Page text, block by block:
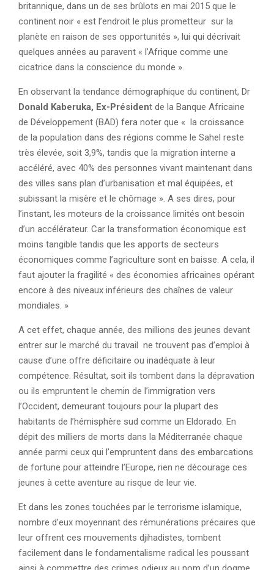
britannique, dans un de ses brûlots en mai 2015 que le
continent noir « est l’endroit le plus prometteur sur la
planète en raison de ses opportunités », lui qui décrivait
quelques années au paravent « l’Afrique comme une
cicatrice dans la conscience du monde ».
En observant la tendance démographique du continent, Dr
Donald Kaberuka, Ex-Président de la Banque Africaine
de Développement (BAD) fera noter que « la croissance
de la population dans des régions comme le Sahel reste
très élevée, soit 3,9%, tandis que la migration interne a
accéléré, avec 40% des personnes vivant maintenant dans
des villes sans plan d’urbanisation et mal équipées, et
subissant la misère et le chômage ». A ses dires, pour
l’instant, les moteurs de la croissance limités ont besoin
d’un accélérateur. Car la transformation économique est
moins tangible tandis que les apports de secteurs
économiques comme l’agriculture sont en baisse. A cela, il
faut ajouter la fragilité « des économies africaines opérant
encore à des niveaux inférieurs des chaînes de valeur
mondiales. »
A cet effet, chaque année, des millions des jeunes devant
entrer sur le marché du travail ne trouvent pas d’emploi à
cause d’une offre déficitaire ou inadéquate à leur
compétence. Résultat, soit ils tombent dans la dépravation
ou ils empruntent le chemin de l’immigration vers
l’Occident, demeurant toujours pour la plupart des
habitants de l’hémisphère sud comme un Eldorado. En
dépit des milliers de morts dans la Méditerranée chaque
année parmi ceux qui l’empruntent dans des embarcations
de fortune pour atteindre l’Europe, rien ne décourage ces
jeunes à cette aventure au risque de leur vie.
Et dans les zones touchées par le terrorisme islamique,
nombre d’eux moyennant des rémunérations précaires que
leur offrent ces mouvements djihadistes, tombent
facilement dans le fondamentalisme radical les poussant